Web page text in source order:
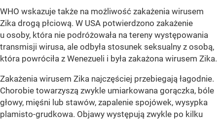
WHO wskazuje także na możliwość zakażenia wirusem
Zika drogą płciową. W USA potwierdzono zakażenie
u osoby, która nie podróżowała na tereny występowania
transmisji wirusa, ale odbyła stosunek seksualny z osobą,
która powróciła z Wenezueli i była zakażona wirusem Zika.
Zakażenia wirusem Zika najczęściej przebiegają łagodnie.
Chorobie towarzyszą zwykle umiarkowana gorączka, bóle
głowy, mięśni lub stawów, zapalenie spojówek, wysypka
plamisto-grudkowa. Objawy występują zwykle po kilku